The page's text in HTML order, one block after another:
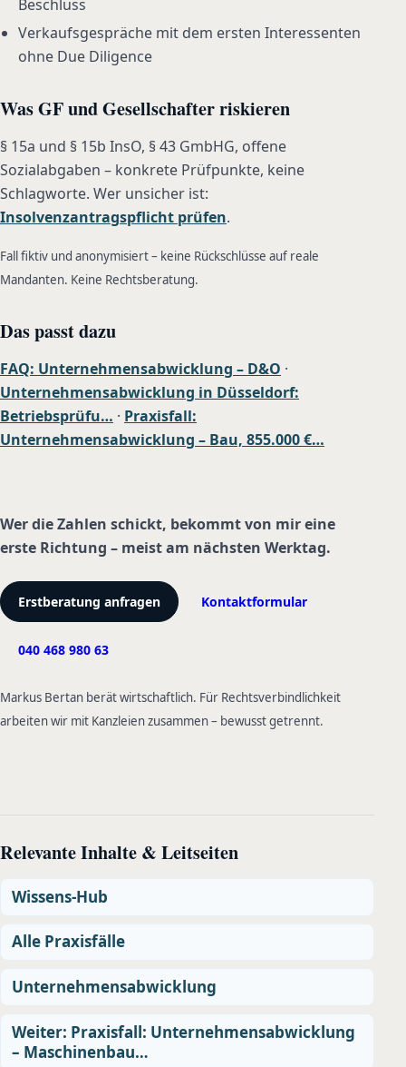
Beschluss
Verkaufsgespräche mit dem ersten Interessenten
ohne Due Diligence
Was GF und Gesellschafter riskieren
§ 15a und § 15b InsO, § 43 GmbHG, offene
Sozialabgaben – konkrete Prüfpunkte, keine
Schlagworte. Wer unsicher ist:
Insolvenzantragspflicht prüfen.
Fall fiktiv und anonymisiert – keine Rückschlüsse auf reale
Mandanten. Keine Rechtsberatung.
Das passt dazu
FAQ: Unternehmensabwicklung – D&O ·
Unternehmensabwicklung in Düsseldorf:
Betriebsprüfu… · Praxisfall:
Unternehmensabwicklung – Bau, 855.000 €…
Wer die Zahlen schickt, bekommt von mir eine
erste Richtung – meist am nächsten Werktag.
Erstberatung anfragen Kontaktformular
040 468 980 63
Markus Bertan berät wirtschaftlich. Für Rechtsverbindlichkeit
arbeiten wir mit Kanzleien zusammen – bewusst getrennt.
Relevante Inhalte & Leitseiten
Wissens-Hub
Alle Praxisfälle
Unternehmensabwicklung
Weiter: Praxisfall: Unternehmensabwicklung
– Maschinenbau…